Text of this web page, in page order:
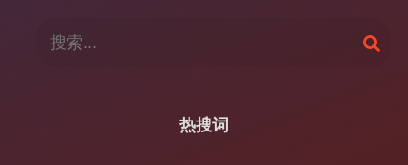
搜
索
热搜词